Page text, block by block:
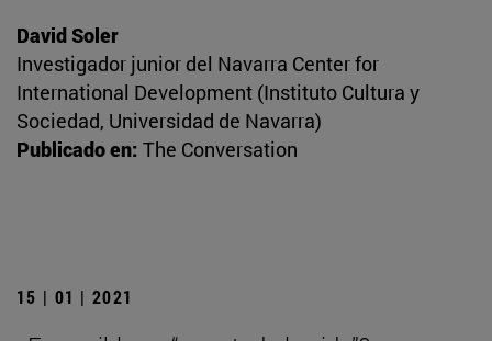
David Soler
Investigador junior del Navarra Center for
International Development (Instituto Cultura y
Sociedad, Universidad de Navarra)
Publicado en: The Conversation
15 | 01 | 2021